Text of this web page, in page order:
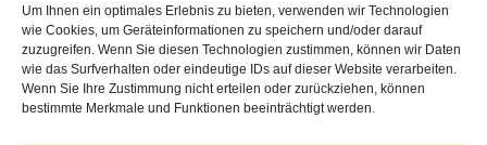
Um Ihnen ein optimales Erlebnis zu bieten, verwenden wir Technologien
wie Cookies, um Geräteinformationen zu speichern und/oder darauf
zuzugreifen. Wenn Sie diesen Technologien zustimmen, können wir Daten
wie das Surfverhalten oder eindeutige IDs auf dieser Website verarbeiten.
Wenn Sie Ihre Zustimmung nicht erteilen oder zurückziehen, können
bestimmte Merkmale und Funktionen beeinträchtigt werden.